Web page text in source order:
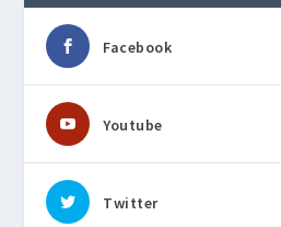
Facebook
Youtube
Twitter